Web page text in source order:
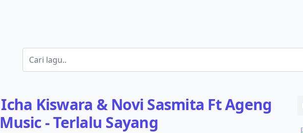
Icha Kiswara & Novi Sasmita Ft Ageng
Music - Terlalu Sayang